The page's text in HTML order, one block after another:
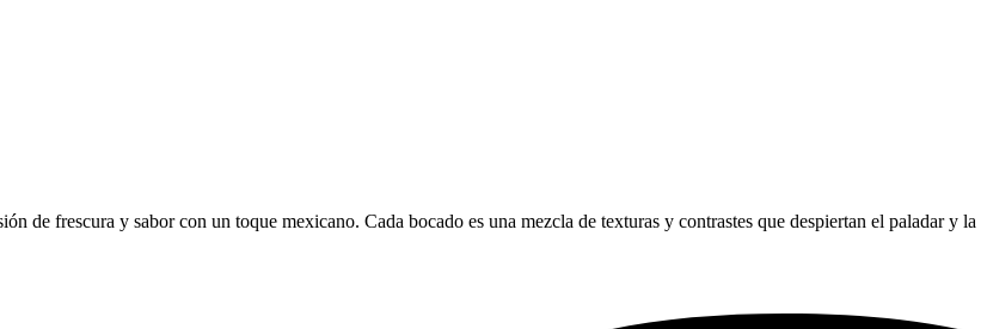
de frescura y sabor con un toque mexicano. Cada bocado es una mezcla de texturas y contrastes que despiertan el paladar y la